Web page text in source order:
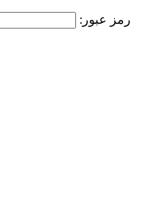
رمز عبور: